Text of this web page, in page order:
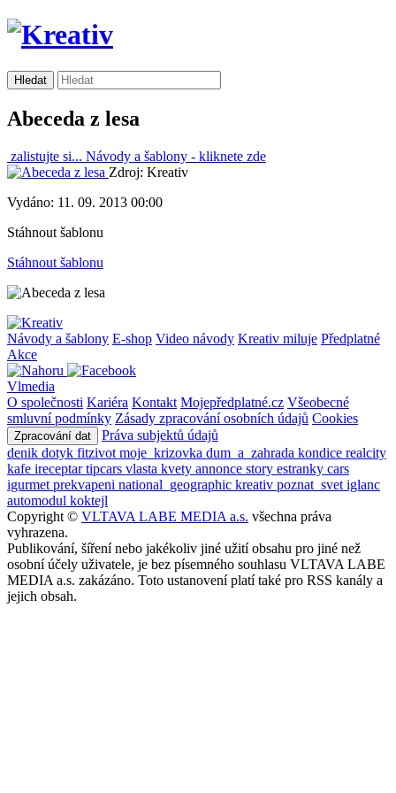
Abeceda z lesa
zalistujte si... Návody a šablony - kliknete zde
Zdroj: Kreativ
Vydáno: 11. 09. 2013 00:00
Stáhnout šablonu
Stáhnout šablonu
Návody a šablony E-shop Video návody Kreativ miluje Předplatné
Akce
Vlmedia
O společnosti Kariéra Kontakt Mojepředplatné.cz Všeobecné
smluvní podmínky Zásady zpracování osobních údajů Cookies
Zpracování dat
Práva subjektů údajů
denik dotyk fitzivot moje_krizovka dum_a_zahrada kondice realcity
kafe ireceptartipcars vlasta kvety annonce story estranky cars
igurmet prekvapeni national_geographic kreativ poznat_svet iglanc
automodul koktejl
Copyright © VLTAVA LABE MEDIA a.s. všechna práva
vyhrazena.
Publikování, šíření nebo jakékoliv jiné užití obsahu pro jiné než
osobní účely uživatele, je bez písemného souhlasu VLTAVA LABE
MEDIA a.s. zakázáno. Toto ustanovení platí také pro RSS kanály a
jejich obsah.